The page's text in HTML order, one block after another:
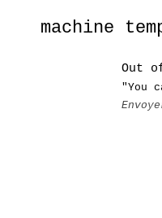
machine
Out
"You